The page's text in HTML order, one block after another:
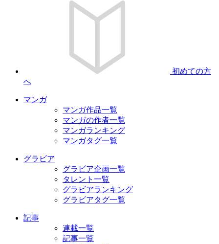
初めての方
へ
マンガ
マンガ作品一覧
マンガの作者一覧
マンガランキング
マンガタグ一覧
グラビア
グラビア企画一覧
タレント一覧
グラビアランキング
グラビアタグ一覧
記事
連載一覧
記事一覧